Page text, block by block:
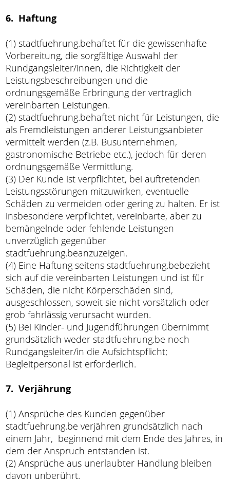
6. Haftung
(1) stadtfuehrung.behaftet für die gewissenhafte
Vorbereitung, die sorgfältige Auswahl der
Rundgangsleiter/innen, die Richtigkeit der
Leistungsbeschreibungen und die
ordnungsgemäße Erbringung der vertraglich
vereinbarten Leistungen.
(2) stadtfuehrung.behaftet nicht für Leistungen, die
als Fremdleistungen anderer Leistungsanbieter
vermittelt werden (z.B. Busunternehmen,
gastronomische Betriebe etc.), jedoch für deren
ordnungsgemäße Vermittlung.
(3) Der Kunde ist verpflichtet, bei auftretenden
Leistungsstörungen mitzuwirken, eventuelle
Schäden zu vermeiden oder gering zu halten. Er ist
insbesondere verpflichtet, vereinbarte, aber zu
bemängelnde oder fehlende Leistungen
unverzüglich gegenüber
stadtfuehrung.beanzuzeigen.
(4) Eine Haftung seitens stadtfuehrung.bebezieht
sich auf die vereinbarten Leistungen und ist für
Schäden, die nicht Körperschäden sind,
ausgeschlossen, soweit sie nicht vorsätzlich oder
grob fahrlässig verursacht wurden.
(5) Bei Kinder- und Jugendführungen übernimmt
grundsätzlich weder stadtfuehrung.be noch
Rundgangsleiter/in die Aufsichtspflicht;
Begleitpersonal ist erforderlich.
7. Verjährung
(1) Ansprüche des Kunden gegenüber
stadtfuehrung.be verjähren grundsätzlich nach
einem Jahr, beginnend mit dem Ende des Jahres, in
dem der Anspruch entstanden ist.
(2) Ansprüche aus unerlaubter Handlung bleiben
davon unberührt.